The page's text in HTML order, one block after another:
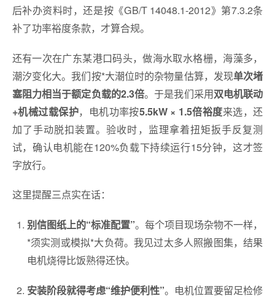
后补办资料时，还是按《GB/T 14048.1-2012》第7.3.2条
补了功率裕度条款，才算合规。
还有一次在广东某港口码头，做海水取水格栅，海藻多，
潮汐变化大。我们按*大潮位时的杂物量估算，发现单次堵
塞阻力相当于额定负载的2.3倍。于是我们采用双电机联动
+机械过载保护，电机功率按5.5kW × 1.5倍裕度来选，还
加了手动脱扣装置。验收时，监理拿着扭矩扳手反复测
试，确认电机能在120%负载下持续运行15分钟，这才签
字放行。
这里提醒三点实在话：
别信图纸上的“标准配置”。每个项目现场杂物不一样，
*须实测或模拟*大负荷。我见过太多人照搬图集，结果
电机烧得比饭熟得还快。
安装阶段就得考虑“维护便利性”。电机位置要留足检修